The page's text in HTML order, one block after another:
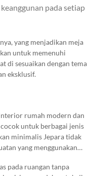
pada setiap
yang menjadikan meja
untuk memenuhi
di sesuaikan dengan tema
eksklusif.
rumah modern dan
untuk berbagai jenis
minimalis Jepara tidak
yang menggunakan
pada ruangan tanpa